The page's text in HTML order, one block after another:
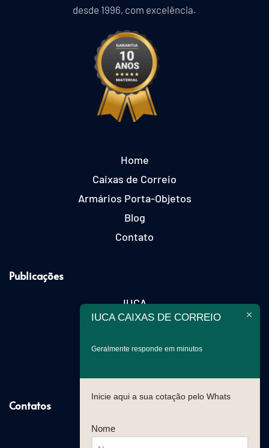
desde 1996, com excelência.
Home
Caixas de Correio
Armários Porta-Objetos
Blog
Contato
Publicações
IUCA
Papo de Condomínio
Contatos
(11) 2021-2199
IUCA CAIXAS DE CORREIO
Geralmente responde em minutos
Inicie aqui a sua cotação pelo Whats
Nome